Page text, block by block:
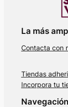
La más
Contacta con
Tiendas
Incorpora tu
Navegación